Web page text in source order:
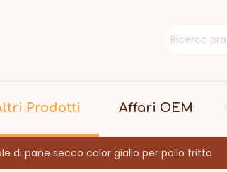
Prodotti Affari OEM
di pane secco color giallo per pollo fritto